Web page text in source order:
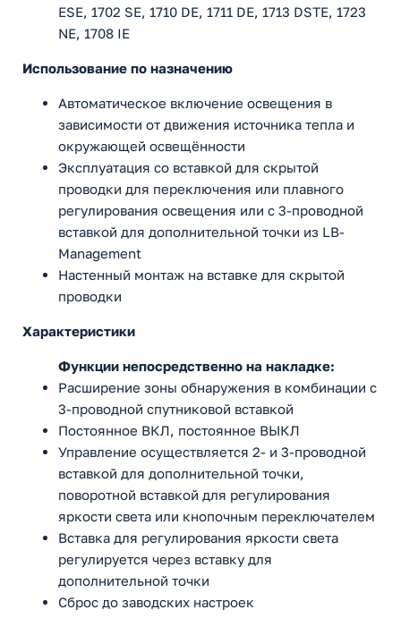
ESE, 1702 SE, 1710 DE, 1711 DE, 1713 DSTE, 1723
NE, 1708 IE
Использование по назначению
Автоматическое включение освещения в
зависимости от движения источника тепла и
окружающей освещённости
Эксплуатация со вставкой для скрытой
проводки для переключения или плавного
регулирования освещения или с 3-проводной
вставкой для дополнительной точки из LB-
Management
Настенный монтаж на вставке для скрытой
проводки
Характеристики
Функции непосредственно на накладке:
Расширение зоны обнаружения в комбинации с
3-проводной спутниковой вставкой
Постоянное ВКЛ, постоянное ВЫКЛ
Управление осуществляется 2- и 3-проводной
вставкой для дополнительной точки,
поворотной вставкой для регулирования
яркости света или кнопочным переключателем
Вставка для регулирования яркости света
регулируется через вставку для
дополнительной точки
Сброс до заводских настроек